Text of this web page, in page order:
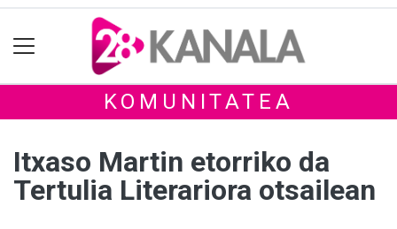
KOMUNITATEA
Itxaso Martin etorriko da
Tertulia Literariora otsailean